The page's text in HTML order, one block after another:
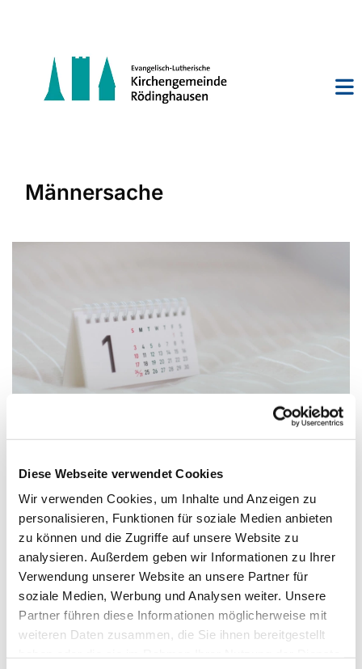
Diese Webseite verwendet Cookies
Wir verwenden Cookies, um Inhalte und Anzeigen zu
personalisieren, Funktionen für soziale Medien anbieten
zu können und die Zugriffe auf unsere Website zu
analysieren. Außerdem geben wir Informationen zu Ihrer
Verwendung unserer Website an unsere Partner für
soziale Medien, Werbung und Analysen weiter. Unsere
Partner führen diese Informationen möglicherweise mit
weiteren Daten zusammen, die Sie ihnen bereitgestellt
Männersache
Mittwoch, 12. August 2026, 19:30 -
21:00 Uhr
Gemeindehaus Schwenningdorf, Am
Gemeindehaus 33, 32289
Rödinghausen